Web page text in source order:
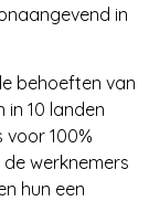
in
behoeften van
in 10 landen
100%
werknemers
hun een